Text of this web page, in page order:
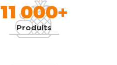
11 000+
Produits